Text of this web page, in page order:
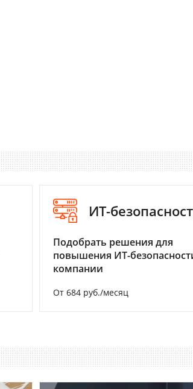
ИТ-
Подобрать решения для
повышения ИТ-
компании
От 684 руб./месяц